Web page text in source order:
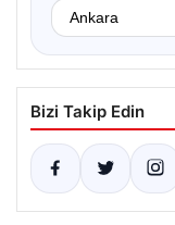
Bizi Takip Edin